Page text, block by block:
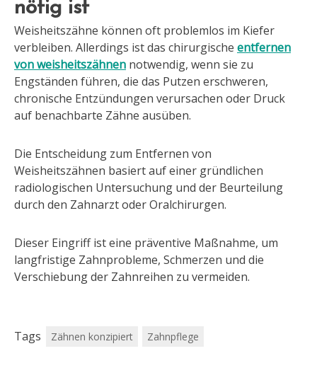
nötig ist
Weisheitszähne können oft problemlos im Kiefer
verbleiben. Allerdings ist das chirurgische entfernen
von weisheitszähnen notwendig, wenn sie zu
Engständen führen, die das Putzen erschweren,
chronische Entzündungen verursachen oder Druck
auf benachbarte Zähne ausüben.
Die Entscheidung zum Entfernen von
Weisheitszähnen basiert auf einer gründlichen
radiologischen Untersuchung und der Beurteilung
durch den Zahnarzt oder Oralchirurgen.
Dieser Eingriff ist eine präventive Maßnahme, um
langfristige Zahnprobleme, Schmerzen und die
Verschiebung der Zahnreihen zu vermeiden.
Tags Zähnen konzipiert Zahnpflege